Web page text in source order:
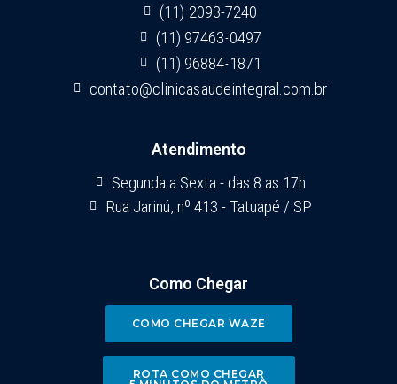
(11) 2093-7240
(11) 97463-0497
(11) 96884-1871
contato@clinicasaudeintegral.com.br
Atendimento
Segunda a Sexta - das 8 as 17h
Rua Jarinú, nº 413 - Tatuapé / SP
Como Chegar
COMO CHEGAR WAZE
ROTA COMO CHEGAR